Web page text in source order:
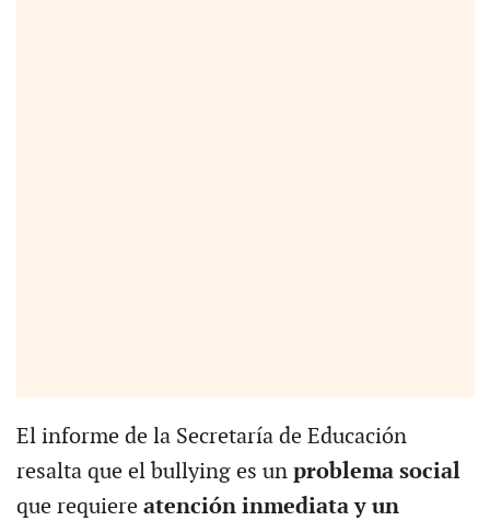
El informe de la Secretaría de Educación
resalta que el bullying es un problema social
que requiere atención inmediata y un